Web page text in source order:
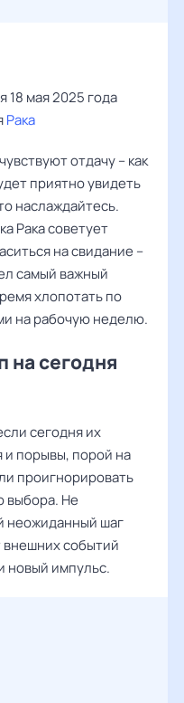
18 мая 2025 года
Рака
отдачу – как
приятно увидеть
наслаждайтесь.
Рака советует
на свидание –
самый важный
хлопотать по
на рабочую неделю.
на сегодня
сегодня их
и порывы, порой на
проигнорировать
выбора. Не
неожиданный шаг
событий
новый импульс.